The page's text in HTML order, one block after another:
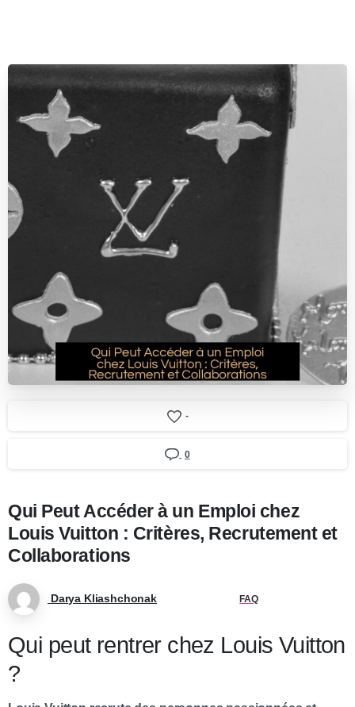
-
0
Qui Peut Accéder à un Emploi chez
Louis Vuitton : Critères, Recrutement et
Collaborations
Darya Kliashchonak FAQ
Qui peut rentrer chez Louis Vuitton
?